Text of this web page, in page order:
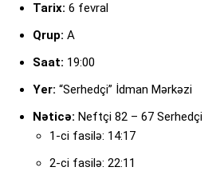
Tarix: 6 fevral
Qrup: A
Saat: 19:00
Yer: “Serhedçi” İdman Mərkəzi
Nəticə: Neftçi 82 – 67 Serhedçi
1-ci fasilə: 14:17
2-ci fasilə: 22:11